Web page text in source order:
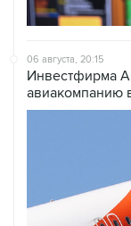
06 августа, 20:15
Инвестфирма
авиакомпанию